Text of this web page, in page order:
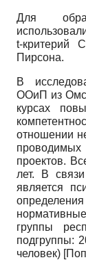
Для
t-критерий
Пирсона.
В
ООиП из
курсах
отношении
проектов.
лет. В
является
группы
подгруппы:
человек) [